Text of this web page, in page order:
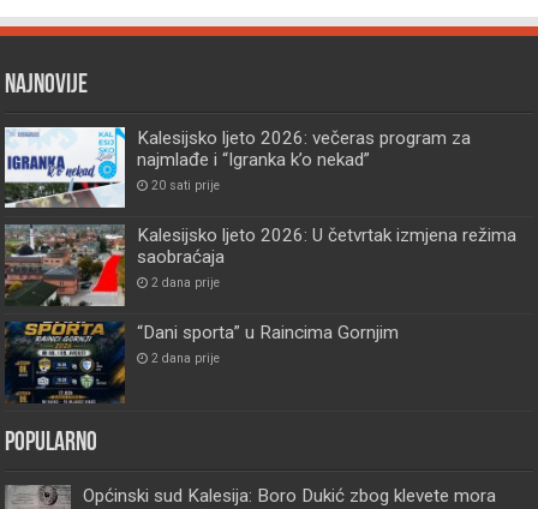
Najnovije
Kalesijsko ljeto 2026: večeras program za
najmlađe i “Igranka k’o nekad”
20 sati prije
Kalesijsko ljeto 2026: U četvrtak izmjena režima
saobraćaja
2 dana prije
“Dani sporta” u Raincima Gornjim
2 dana prije
Popularno
Općinski sud Kalesija: Boro Dukić zbog klevete mora